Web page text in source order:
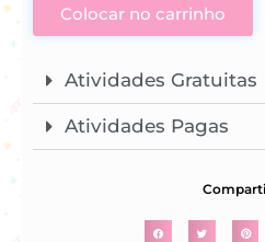
Colocar no carrinho
Atividades Gratuitas
Atividades Pagas